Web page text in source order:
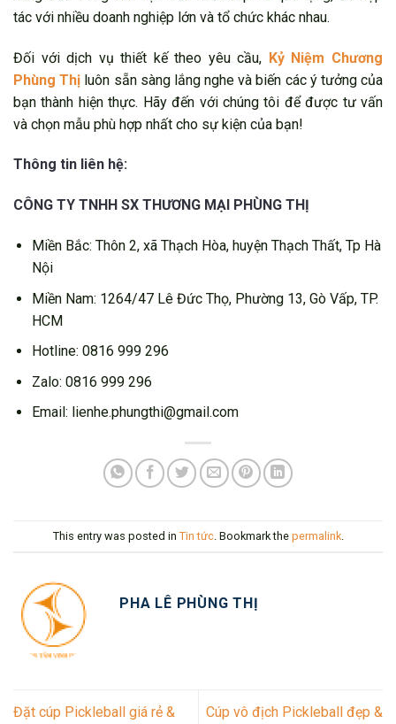
tác với nhiều doanh nghiệp lớn và tổ chức khác nhau.
Đối với dịch vụ thiết kế theo yêu cầu, Kỷ Niệm Chương
Phùng Thị luôn sẵn sàng lắng nghe và biến các ý tưởng của
bạn thành hiện thực. Hãy đến với chúng tôi để được tư vấn
và chọn mẫu phù hợp nhất cho sự kiện của bạn!
Thông tin liên hệ:
CÔNG TY TNHH SX THƯƠNG MẠI PHÙNG THỊ
Miền Bắc: Thôn 2, xã Thạch Hòa, huyện Thạch Thất, Tp Hà
Nội
Miền Nam: 1264/47 Lê Đức Thọ, Phường 13, Gò Vấp, TP.
HCM
Hotline: 0816 999 296
Zalo: 0816 999 296
Email: lienhe.phungthi@gmail.com
This entry was posted in Tin tức. Bookmark the permalink.
PHA LÊ PHÙNG THỊ
Đặt cúp Pickleball giá rẻ &
Cúp vô địch Pickleball đẹp &